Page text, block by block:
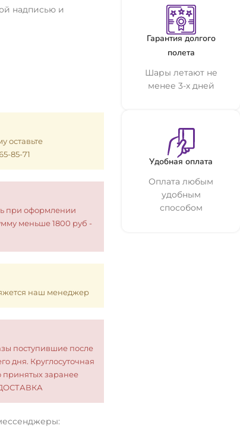
надписью и
оставьте
85-71
при оформлении
меньше 1800 руб -
наш менеджер
поступившие после
дня. Круглосуточная
принятых заранее
ДОСТАВКА
Гарантия долгого
полета
Шары летают не
менее 3-х дней
Удобная оплата
Оплата любым
удобным
способом